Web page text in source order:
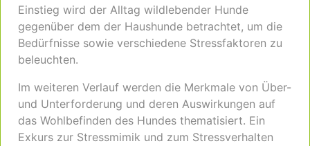
Einstieg wird der Alltag wildlebender Hunde
gegenüber dem der Haushunde betrachtet, um die
Bedürfnisse sowie verschiedene Stressfaktoren zu
beleuchten.
Im weiteren Verlauf werden die Merkmale von Über-
und Unterforderung und deren Auswirkungen auf
das Wohlbefinden des Hundes thematisiert. Ein
Exkurs zur Stressmimik und zum Stressverhalten